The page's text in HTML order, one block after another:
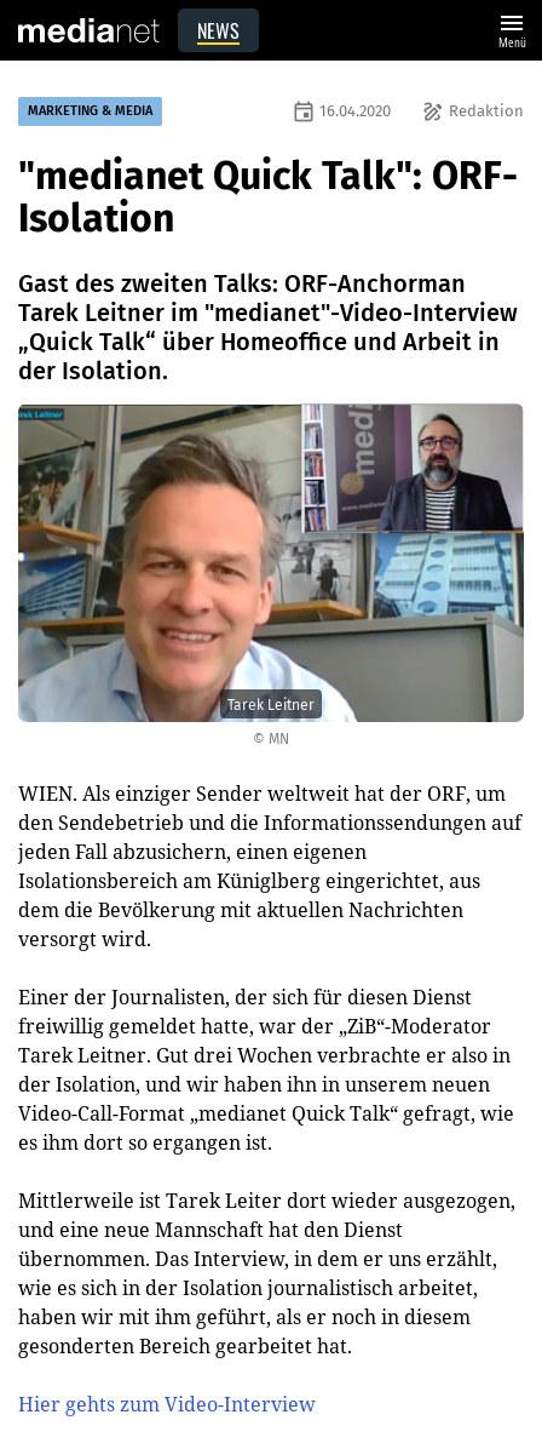
NEWS menu
Menü
© MN
Tarek Leitner
MARKETING & MEDIA draw Redaktion
event 16.04.2020
"medianet Quick Talk": ORF-
Isolation
Gast des zweiten Talks: ORF-Anchorman
Tarek Leitner im "medianet"-Video-Interview
„Quick Talk“ über Homeoffice und Arbeit in
der Isolation.
WIEN. Als einziger Sender weltweit hat der ORF, um
den Sendebetrieb und die Informationssendungen auf
jeden Fall abzusichern, einen eigenen
Isolationsbereich am Küniglberg eingerichtet, aus
dem die Bevölkerung mit aktuellen Nachrichten
versorgt wird.
Einer der Journalisten, der sich für diesen Dienst
freiwillig gemeldet hatte, war der „ZiB“-Moderator
Tarek Leitner. Gut drei Wochen verbrachte er also in
der Isolation, und wir haben ihn in unserem neuen
Video-Call-Format „medianet Quick Talk“ gefragt, wie
es ihm dort so ergangen ist.
Mittlerweile ist Tarek Leiter dort wieder ausgezogen,
und eine neue Mannschaft hat den Dienst
übernommen. Das Interview, in dem er uns erzählt,
wie es sich in der Isolation journalistisch arbeitet,
haben wir mit ihm geführt, als er noch in diesem
gesonderten Bereich gearbeitet hat.
Hier gehts zum Video-Interview